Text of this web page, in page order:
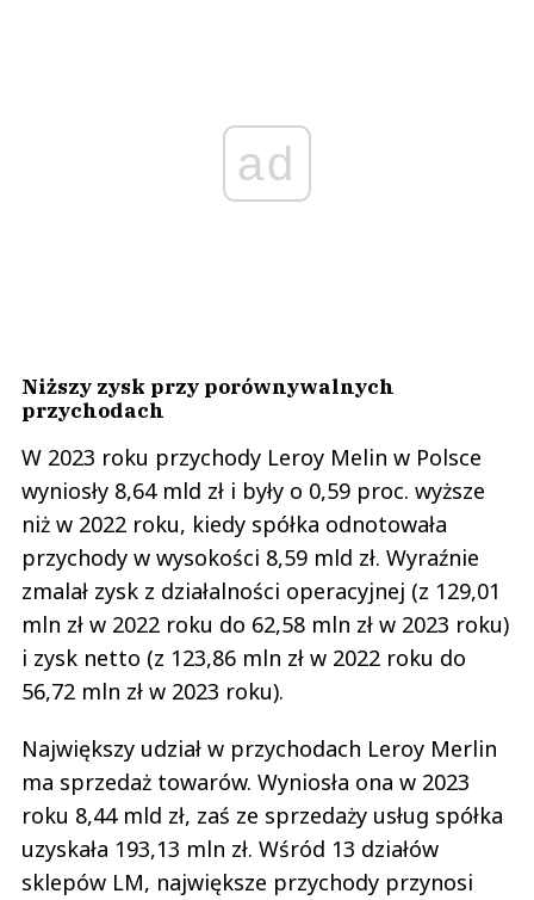
ad
Niższy zysk przy porównywalnych
przychodach
W 2023 roku przychody Leroy Melin w Polsce
wyniosły 8,64 mld zł i były o 0,59 proc. wyższe
niż w 2022 roku, kiedy spółka odnotowała
przychody w wysokości 8,59 mld zł. Wyraźnie
zmalał zysk z działalności operacyjnej (z 129,01
mln zł w 2022 roku do 62,58 mln zł w 2023 roku)
i zysk netto (z 123,86 mln zł w 2022 roku do
56,72 mln zł w 2023 roku).
Największy udział w przychodach Leroy Merlin
ma sprzedaż towarów. Wyniosła ona w 2023
roku 8,44 mld zł, zaś ze sprzedaży usług spółka
uzyskała 193,13 mln zł. Wśród 13 działów
sklepów LM, największe przychody przynosi